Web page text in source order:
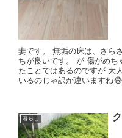
妻です。 無垢の床は、さら
ちが良いです。 が 傷がめ
たことではあるのですが 大
いるのじゃ訳が違いますね
暮らし